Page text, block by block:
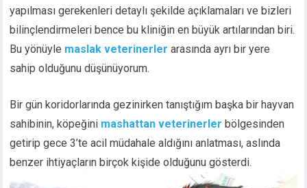
yapılması gerekenleri detaylı şekilde açıklamaları ve bizleri
bilinçlendirmeleri bence bu kliniğin en büyük artılarından biri.
Bu yönüyle maslak veterinerler arasında ayrı bir yere
sahip olduğunu düşünüyorum.
Bir gün koridorlarında gezinirken tanıştığım başka bir hayvan
sahibinin, köpeğini mashattan veterinerler bölgesinden
getirip gece 3’te acil müdahale aldığını anlatması, aslında
benzer ihtiyaçların birçok kişide olduğunu gösterdi.